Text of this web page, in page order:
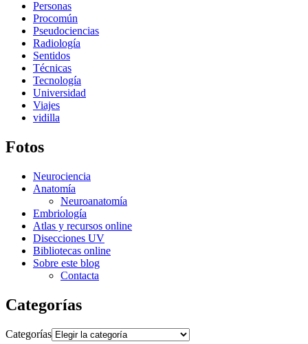
Personas
Procomún
Pseudociencias
Radiología
Sentidos
Técnicas
Tecnología
Universidad
Viajes
vidilla
Fotos
Neurociencia
Anatomía
Neuroanatomía
Embriología
Atlas y recursos online
Disecciones UV
Bibliotecas online
Sobre este blog
Contacta
Categorías
Categorías